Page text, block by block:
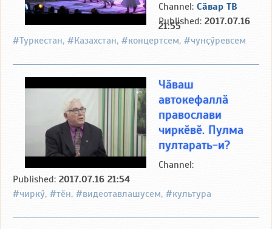
Channel: Сӑвар ТВ
Published: 2017.07.16
21:55
#Туркестан, #Казахстан, #концертсем, #чунҫӳревсем
Чӑваш
автокефаллӑ
православи
чиркӗвӗ. Пулма
пултарать-и?
Channel:
Published: 2017.07.16 21:54
#чиркӳ, #тӗн, #видеотавлашусем, #культура